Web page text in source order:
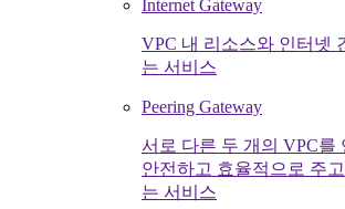
Internet Gateway
VPC 내 리소스와 인터넷
는 서비스
Peering Gateway
서로 다른 두 개의 VPC를
안전하고 효율적으로 주
는 서비스